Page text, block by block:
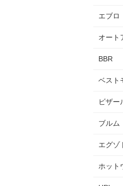
エブロ
オート
BBR
ベスト
ビザー
ブルム
エグゾ
ホット